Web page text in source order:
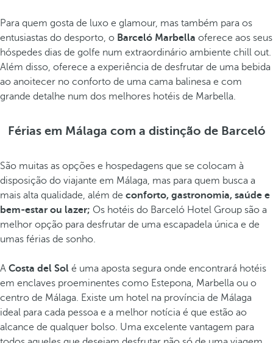
Para quem gosta de luxo e glamour, mas também para os
entusiastas do desporto, o Barceló Marbella oferece aos seus
hóspedes dias de golfe num extraordinário ambiente chill out.
Além disso, oferece a experiência de desfrutar de uma bebida
ao anoitecer no conforto de uma cama balinesa e com
grande detalhe num dos melhores hotéis de Marbella.
Férias em Málaga com a distinção de Barceló
São muitas as opções e hospedagens que se colocam à
disposição do viajante em Málaga, mas para quem busca a
mais alta qualidade, além de conforto, gastronomia, saúde e
bem-estar ou lazer; Os hotéis do Barceló Hotel Group são a
melhor opção para desfrutar de uma escapadela única e de
umas férias de sonho.
A Costa del Sol é uma aposta segura onde encontrará hotéis
em enclaves proeminentes como Estepona, Marbella ou o
centro de Málaga. Existe um hotel na província de Málaga
ideal para cada pessoa e a melhor notícia é que estão ao
alcance de qualquer bolso. Uma excelente vantagem para